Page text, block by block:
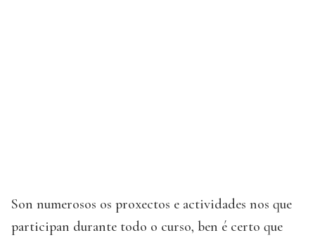
Son numerosos os proxectos e actividades nos que
participan durante todo o curso, ben é certo que